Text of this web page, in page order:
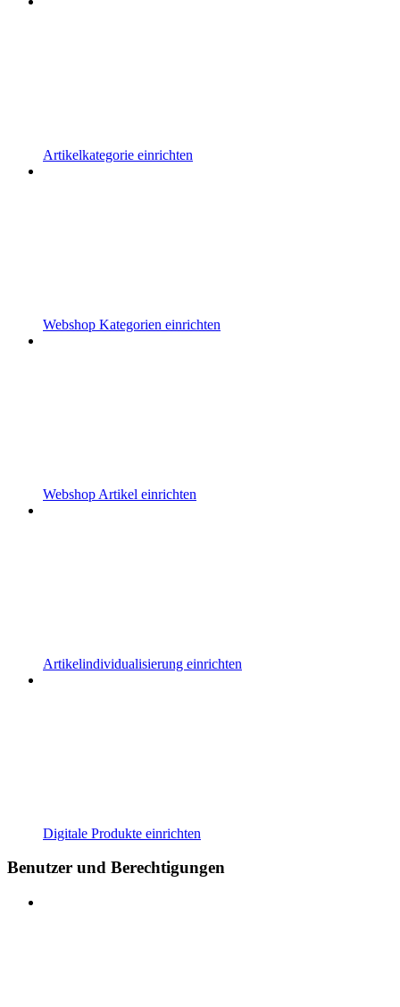
Artikelkategorie einrichten
Webshop Kategorien einrichten
Webshop Artikel einrichten
Artikelindividualisierung einrichten
Digitale Produkte einrichten
Benutzer und Berechtigungen